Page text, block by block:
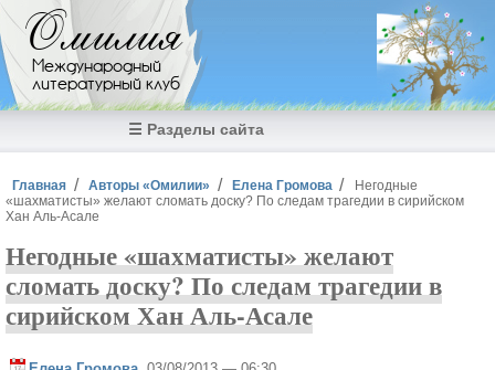
Перейти к основному содержанию
Омилия
Международный
литературный клуб
☰ Разделы сайта
Вы здесь
Главная Авторы «Омилии» Елена Громова
Негодные
«шахматисты» желают сломать доску? По следам трагедии в сирийском
Хан Аль-Асале
Негодные «шахматисты» желают
сломать доску? По следам трагедии в
сирийском Хан Аль-Асале